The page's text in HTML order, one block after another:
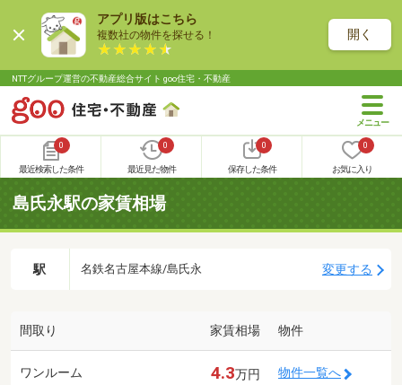
アプリ版はこちら
複数社の物件を探せる！ 開く
NTTグループ運営の不動産総合サイト goo住宅・不動産
0
最近検索した条件
0
最近見た物件
0
保存した条件
0
お気に入り
島氏永駅の家賃相場
駅 名鉄名古屋本線/島氏永 変更する
間取り 家賃相場 物件
ワンルーム 4.3万円 物件一覧へ